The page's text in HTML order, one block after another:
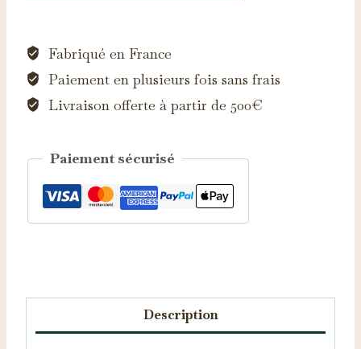
0.43ctFabriqué en France
Paiement en plusieurs fois sans frais
Livraison offerte à partir de 500€
Paiement sécurisé
Description